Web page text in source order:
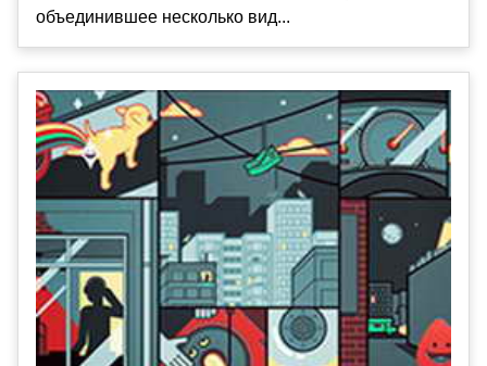
объединившее несколько вид...